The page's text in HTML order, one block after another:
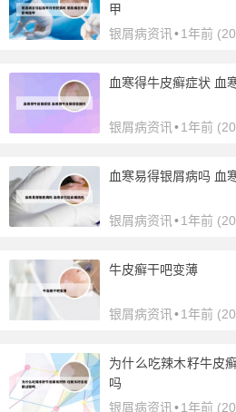
甲
银屑病资讯 •1年前
血寒得牛皮癣症状 血
银屑病资讯 •1年前
血寒易得银屑病吗 血
银屑病资讯 •1年前
牛皮癣干吧变薄
银屑病资讯 •1年前
为什么吃辣木籽牛皮
吗
银屑病资讯 •1年前